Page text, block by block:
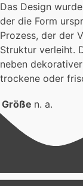
Das Design
der die Form
Prozess, der der
Struktur verleiht.
neben
trockene oder
Größe n. a.